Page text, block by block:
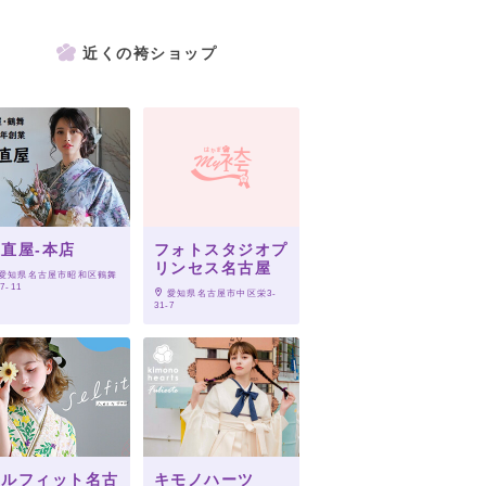
近くの袴ショップ
屋-本店
知県名古屋市昭和区鶴舞
11
フォトスタジオプ
リンセス名古屋
愛知県名古屋市中区栄3‐
31‐7
フィット名古 キモノハーツ